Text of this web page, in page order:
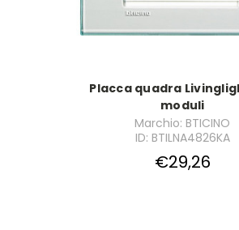
Placca quadra
moduli
Marchio: BTICINO
ID: BTILNA4826KA
€29,26